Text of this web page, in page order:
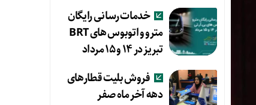
خدمات رسانی رایگان
مترو و اتوبوس های BRT
تبریز در ۱۴ و ۱۵ مرداد
فروش بلیت قطارهای
دهه آخر ماه صفر